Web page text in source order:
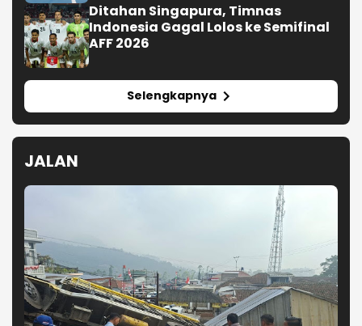
Ditahan Singapura, Timnas
Indonesia Gagal Lolos ke Semifinal
AFF 2026
Selengkapnya
JALAN